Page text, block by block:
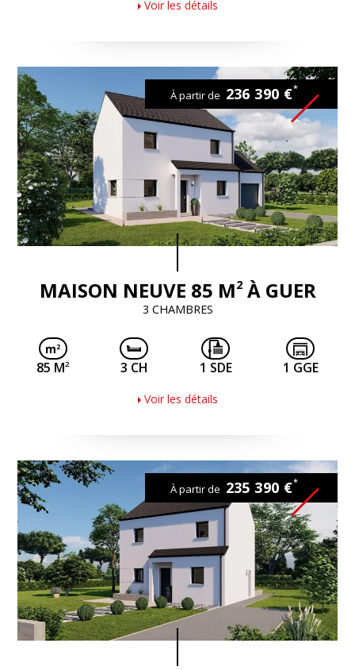
Voir les détails
MAISON NEUVE 85 M2À GUER
3 CHAMBRES
À partir de 236 390 €*
85 M2 3 CH 1 SDE 1 GGE
Voir les détails
À partir de 235 390 €*